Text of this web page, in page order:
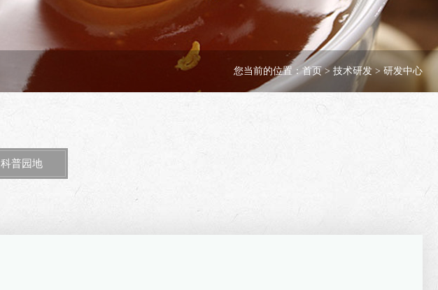
您当前的位置： 首页> 技术研发 > 研发中心
科普园地